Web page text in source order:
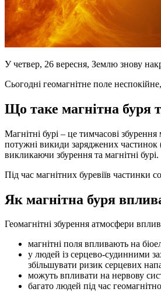
У четвер, 26 вересня, Землю знову
Сьогодні геомагнітне поле
Що таке магнітна буря
Магнітні бурі – це тимчасові
потужні викиди заряджених частинок
викликаючи збурення та магнітні бурі.
Під час магнітних буревіїв
Як магнітна буря
Геомагнітні збурення атмосфери
магнітні поля впливають на
у людей із серцево-судинними
збільшувати ризик серцевих
можуть впливати на нервову
багато людей під час